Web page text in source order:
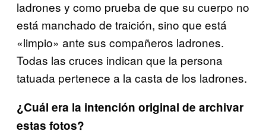
ladrones y como prueba de que su cuerpo no
está manchado de traición, sino que está
«limpio» ante sus compañeros ladrones.
Todas las cruces indican que la persona
tatuada pertenece a la casta de los ladrones.
¿Cuál era la intención original de archivar
estas fotos?